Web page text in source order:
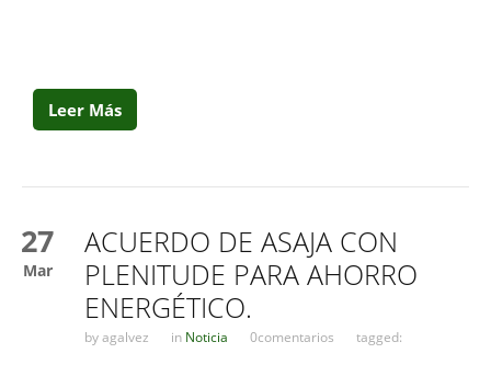
Leer Más
27
Mar
ACUERDO DE ASAJA CON
PLENITUDE PARA AHORRO
ENERGÉTICO.
byagalvez in Noticia 0comentarios tagged: